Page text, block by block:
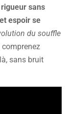
sans
espoir se
du souffle
sans bruit